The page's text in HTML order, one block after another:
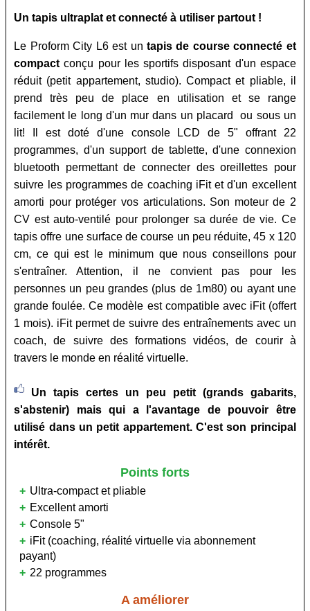
Un tapis ultraplat et connecté à utiliser partout !
Le Proform City L6 est un tapis de course connecté et
compact conçu pour les sportifs disposant d'un espace
réduit (petit appartement, studio). Compact et pliable, il
prend très peu de place en utilisation et se range
facilement le long d'un mur dans un placard ou sous un
lit! Il est doté d'une console LCD de 5" offrant 22
programmes, d'un support de tablette, d'une connexion
bluetooth permettant de connecter des oreillettes pour
suivre les programmes de coaching iFit et d'un excellent
amorti pour protéger vos articulations. Son moteur de 2
CV est auto-ventilé pour prolonger sa durée de vie. Ce
tapis offre une surface de course un peu réduite, 45 x 120
cm, ce qui est le minimum que nous conseillons pour
s'entraîner. Attention, il ne convient pas pour les
personnes un peu grandes (plus de 1m80) ou ayant une
grande foulée. Ce modèle est compatible avec iFit (offert
1 mois). iFit permet de suivre des entraînements avec un
coach, de suivre des formations vidéos, de courir à
travers le monde en réalité virtuelle.
Un tapis certes un peu petit (grands gabarits,
s'abstenir) mais qui a l'avantage de pouvoir être
utilisé dans un petit appartement. C'est son principal
intérêt.
Points forts
Ultra-compact et pliable
Excellent amorti
Console 5"
iFit (coaching, réalité virtuelle via abonnement
payant)
22 programmes
A améliorer